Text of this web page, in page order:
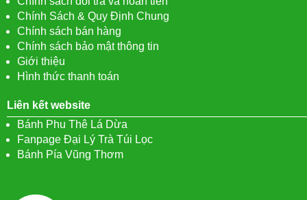
Chính Sách & Quy Định Chung
Chính sách bán hàng
Chính sách bảo mật thông tin
Giới thiệu
Hình thức thanh toán
Liên kết website
Bánh Phu Thê Lá Dừa
Fanpage Đại Lý Trà Túi Lọc
Bánh Pía Vũng Thơm